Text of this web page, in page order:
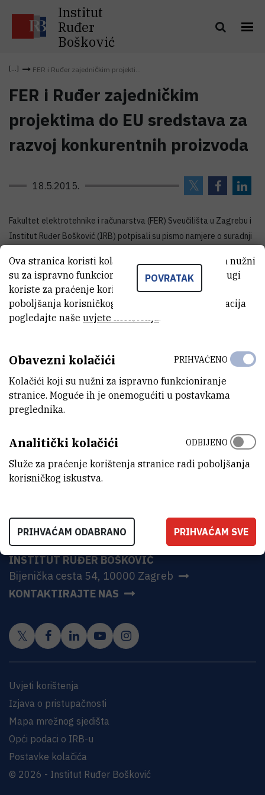
Institut
Ruđer
Bošković
FER i Ruđer zajedničkim projekti...
FER i Ruđer zajedničkim
projektima do EU sredstava za
razvoj konkurentnih proizvoda
18.5.2015.
Fakultet elektrotehnike i računarstva (FER) Sveučilišta u Zagrebu i
Institut Ruđer Bošković (IRB) potpisali su pismo namjere o suradnji
strukturnim strateškim projektima FER-a i IRB-a vrijednim skoro
100 milijuna eura. Pismo namjere danas su na FER-u potpisali
ravnatelj IRB-a dr. sc. Tome Antičić i dekan FER-a prof. dr. sc. Mislav
Grgić.
PRIOPCENJE-FER-i-Rudjer-
zajednickim-projektima-do-EU-
sredstava-za-razvoj-konkurentnih-
proizvoda.pdf
(131,5 kB)
INSTITUT RUĐER BOŠKOVIĆ
Bijenička cesta 54, 10000 Zagreb
KONTAKTIRAJTE NAS
Uvjeti korištenja
Izjava o pristupačnosti
Mapa mrežnog sjedišta
Opći podaci o IRB-u
Postavke kolačića
© 2026 - Institut Ruđer Bošković
POVRATAK
Ova stranica koristi kolačiće. Neki od tih kolačića nužni
su za ispravno funkcioniranje stranice, dok se drugi
koriste za praćenje korištenja stranice radi
poboljšanja korisničkog iskustva. Za više informacija
pogledajte naše uvjete korištenja.
Obavezni kolačići
Kolačići koji su nužni za ispravno funkcioniranje
stranice. Moguće ih je onemogućiti u postavkama
preglednika.
PRIHVAĆENO
Analitički kolačići
Služe za praćenje korištenja stranice radi poboljšanja
korisničkog iskustva.
ODBIJENO
PRIHVAĆAM ODABRANO PRIHVAĆAM SVE